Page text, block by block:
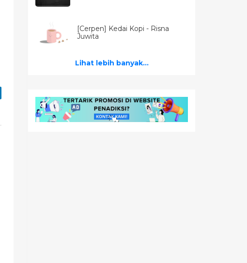
[Cerpen] Kedai Kopi - Risna
Juwita
Lihat lebih banyak...